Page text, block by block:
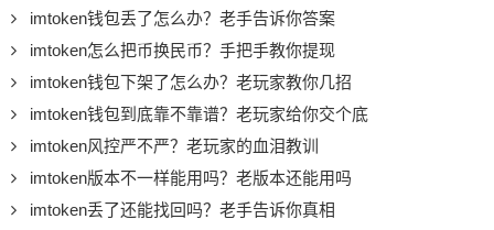
imtoken钱包丢了怎么办？老手告诉你答案
imtoken怎么把币换民币？手把手教你提现
imtoken钱包下架了怎么办？老玩家教你几招
imtoken钱包到底靠不靠谱？老玩家给你交个底
imtoken风控严不严？老玩家的血泪教训
imtoken版本不一样能用吗？老版本还能用吗
imtoken丢了还能找回吗？老手告诉你真相